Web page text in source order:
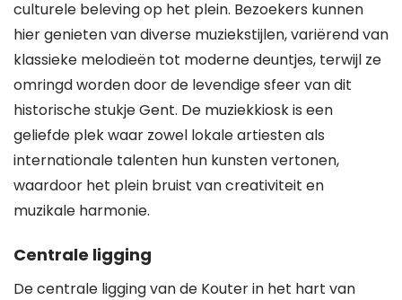
culturele beleving op het plein. Bezoekers kunnen
hier genieten van diverse muziekstijlen, variërend van
klassieke melodieën tot moderne deuntjes, terwijl ze
omringd worden door de levendige sfeer van dit
historische stukje Gent. De muziekkiosk is een
geliefde plek waar zowel lokale artiesten als
internationale talenten hun kunsten vertonen,
waardoor het plein bruist van creativiteit en
muzikale harmonie.
Centrale ligging
De centrale ligging van de Kouter in het hart van